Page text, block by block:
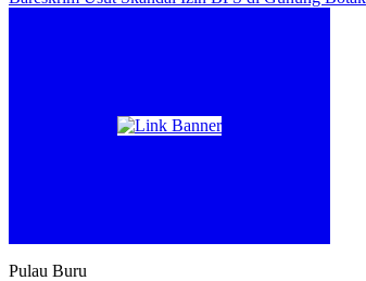
Pulau Buru